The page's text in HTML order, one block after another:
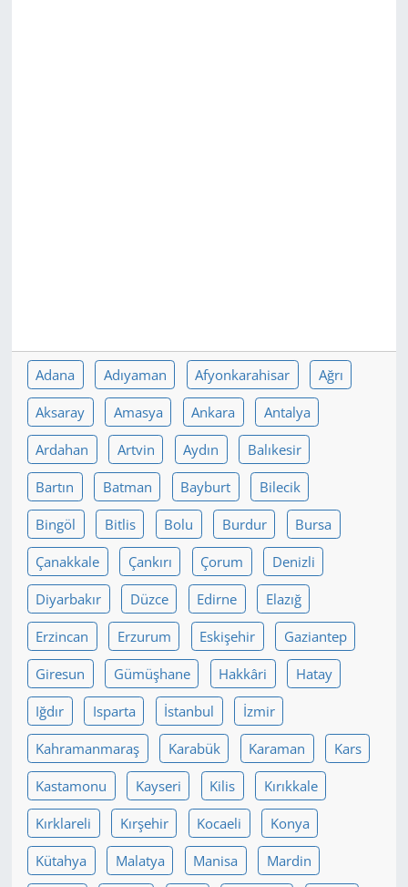
Adana Adıyaman Afyonkarahisar Ağrı
Aksaray Amasya Ankara Antalya
Ardahan Artvin Aydın Balıkesir
Bartın Batman Bayburt Bilecik
Bingöl Bitlis Bolu Burdur Bursa
Çanakkale Çankırı Çorum Denizli
Diyarbakır Düzce Edirne Elazığ
Erzincan Erzurum Eskişehir Gaziantep
Giresun Gümüşhane Hakkâri Hatay
Iğdır Isparta İstanbul İzmir
Kahramanmaraş Karabük Karaman Kars
Kastamonu Kayseri Kilis Kırıkkale
Kırklareli Kırşehir Kocaeli Konya
Kütahya Malatya Manisa Mardin
SİYASET
SPOR
Yerel